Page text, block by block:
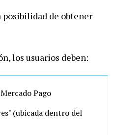
posibilidad de obtener
los usuarios deben:
Pago
(ubicada dentro del